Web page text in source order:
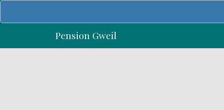
Skip
Pension Gweil